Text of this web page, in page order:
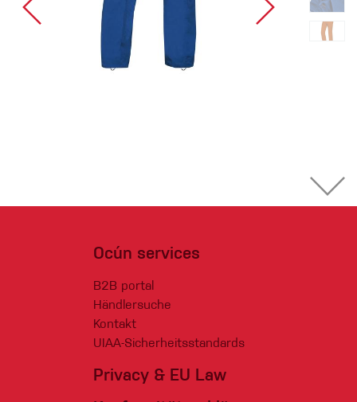
Ocún services
B2B portal
Händlersuche
Kontakt
UIAA-Sicherheitsstandards
Privacy & EU Law